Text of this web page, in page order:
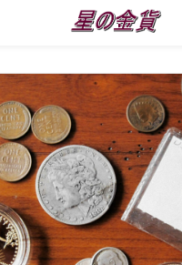
and password to login.
me
Login